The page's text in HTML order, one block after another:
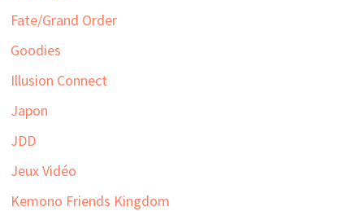
Fate/Grand Order
Goodies
Illusion Connect
Japon
JDD
Jeux Vidéo
Kemono Friends Kingdom